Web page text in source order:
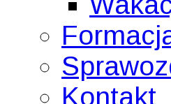
Kontakt